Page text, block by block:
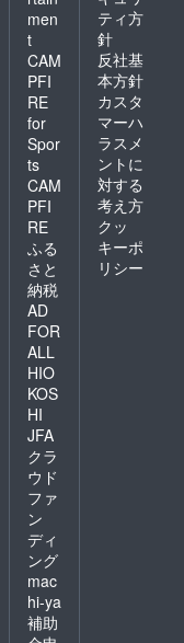
men
t
CAM
PFI
RE
for
Spor
ts
CAM
PFI
RE
ふる
さと
納税
AD
FOR
ALL
HIO
KOS
HI
JFA
クラ
ウド
ファ
ン
ディ
ング
mac
hi-ya
補助
ティ方
針
反社基
本方針
カスタ
マーハ
ラスメ
ントに
対する
考え方
クッ
キーポ
リシー